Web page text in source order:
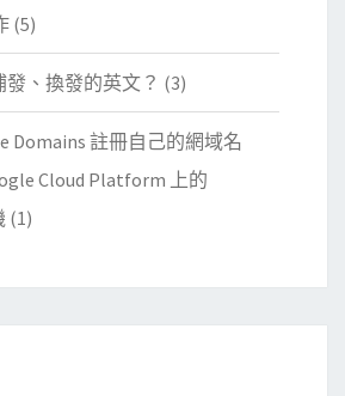
(5)
、換發的英文？ (3)
Domains 註冊自己的網域名
Cloud Platform 上的
(1)